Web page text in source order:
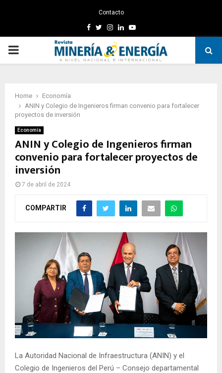
Contacto
Facebook
TwitterInstagram
LinkedinYoutube
PRIMARY
Home
Economía
ANIN y Colegio de Ingenieros firman convenio para fortalecer
proyectos de inversión
Economía
ANIN y Colegio de Ingenieros firman
convenio para fortalecer proyectos de
inversión
7 de abril de 2024
COMPARTIR
La Autoridad Nacional de Infraestructura (ANIN) y el
Colegio de Ingenieros del Perú – Consejo departamental